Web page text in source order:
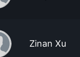
Zinan Xu